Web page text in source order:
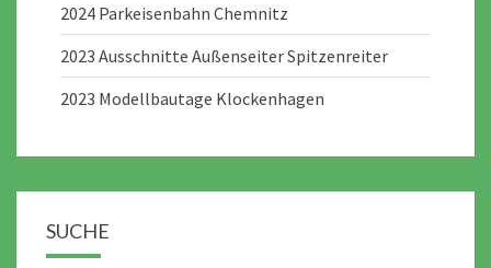
2024 Parkeisenbahn Chemnitz
2023 Ausschnitte Außenseiter Spitzenreiter
2023 Modellbautage Klockenhagen
SUCHE